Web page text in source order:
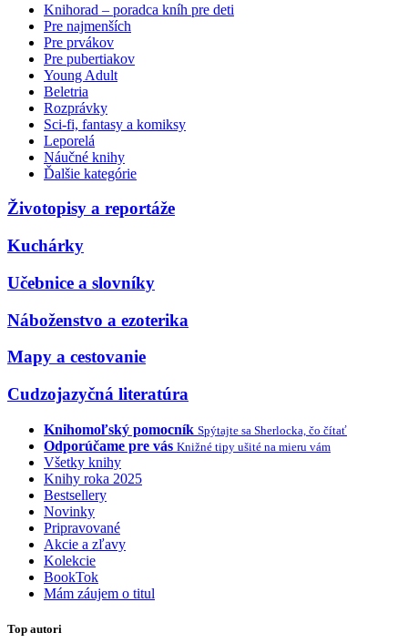
Knihorad – poradca kníh pre deti
Pre najmenších
Pre prvákov
Pre pubertiakov
Young Adult
Beletria
Rozprávky
Sci-fi, fantasy a komiksy
Leporelá
Náučné knihy
Ďalšie kategórie
Životopisy a reportáže
Kuchárky
Učebnice a slovníky
Náboženstvo a ezoterika
Mapy a cestovanie
Cudzojazyčná literatúra
Knihomoľský pomocník Spýtajte sa Sherlocka, čo čítať
Odporúčame pre vás Knižné tipy ušité na mieru vám
Všetky knihy
Knihy roka 2025
Bestsellery
Novinky
Pripravované
Akcie a zľavy
Kolekcie
BookTok
Mám záujem o titul
Top autori